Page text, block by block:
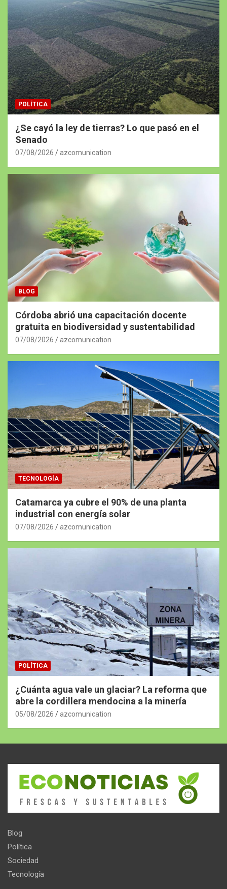
POLÍTICA
¿Se cayó la ley de tierras? Lo que pasó en el
Senado
07/08/2026 azcomunication
BLOG
Córdoba abrió una capacitación docente
gratuita en biodiversidad y sustentabilidad
07/08/2026 azcomunication
TECNOLOGÍA
Catamarca ya cubre el 90% de una planta
industrial con energía solar
07/08/2026 azcomunication
POLÍTICA
¿Cuánta agua vale un glaciar? La reforma que
abre la cordillera mendocina a la minería
05/08/2026 azcomunication
Blog
Política
Sociedad
Tecnología